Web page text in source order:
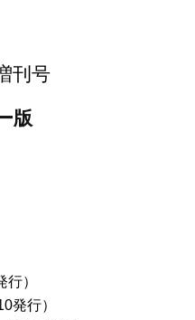
刊号
版
）
発行）